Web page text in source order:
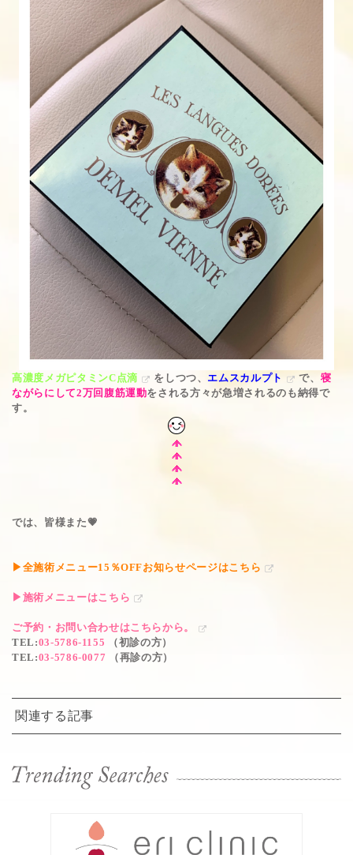
高濃度メガピタミンC点滴 をしつつ、 エムスカルプト で、 寝
ながらにして2万回腹筋運動をされる方々が急増されるのも納得で
す。
では、皆様また💗
▶ 全施術メニュー15％OFFお知らせページはこちら
▶施術メニューはこちら
ご予約・お問い合わせはこちらから。
TEL :03-5786-1155 （初診の方）
TEL :03-5786-0077 （再診の方）
関連する記事